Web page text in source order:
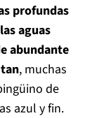
profundas
aguas
abundante
, muchas
de
azul y fin.